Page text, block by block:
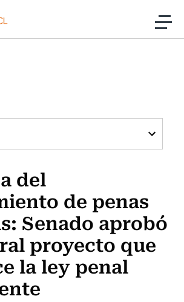
al contenido
y TV Usach
del
de penas
Senado aprobó
proyecto que
la ley penal